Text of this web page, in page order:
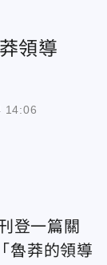
領導
14:06
登一篇關
魯莽的領導